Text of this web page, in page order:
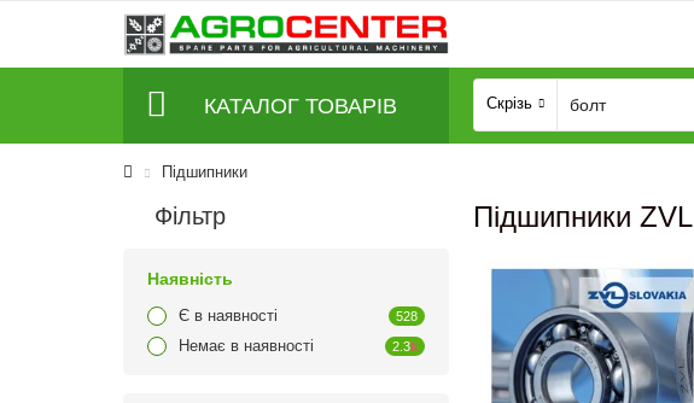
КАТАЛОГ ТОВАРІВ Скрізь
Підшипники
Фільтр
Наявність
Є в наявності 528
Немає в наявності 2.3k
Підшипники ZVL